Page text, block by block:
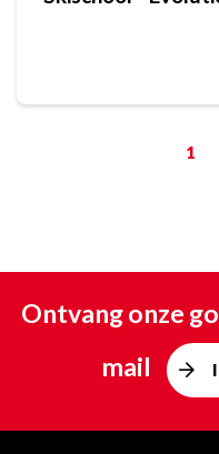
1
Ontvang onze
mail